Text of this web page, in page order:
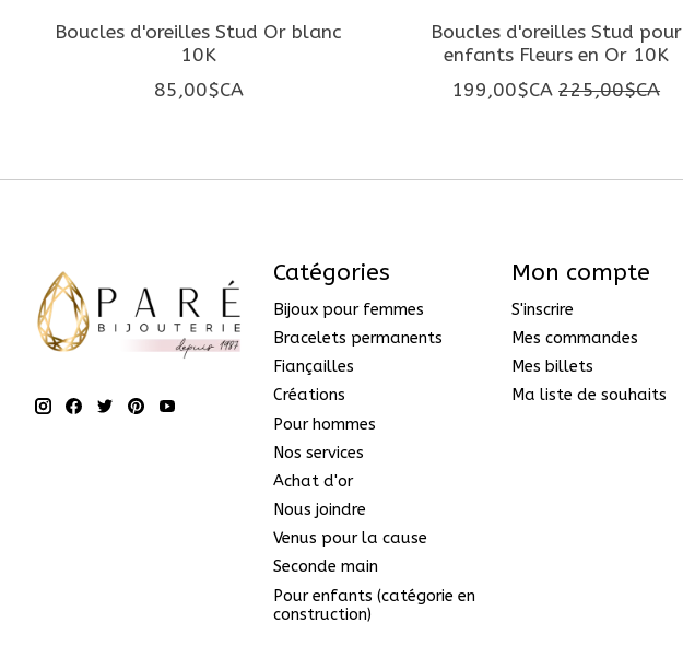
Boucles d'oreilles Stud Or blanc
10K
85,00$CA
Boucles d'oreilles Stud pour
enfants Fleurs en Or 10K
199,00$CA 225,00$CA
Catégories
Bijoux pour femmes
Bracelets permanents
Fiançailles
Créations
Pour hommes
Nos services
Achat d'or
Nous joindre
Venus pour la cause
Seconde main
Pour enfants (catégorie en
construction)
Mon compte
S'inscrire
Mes commandes
Mes billets
Ma liste de souhaits